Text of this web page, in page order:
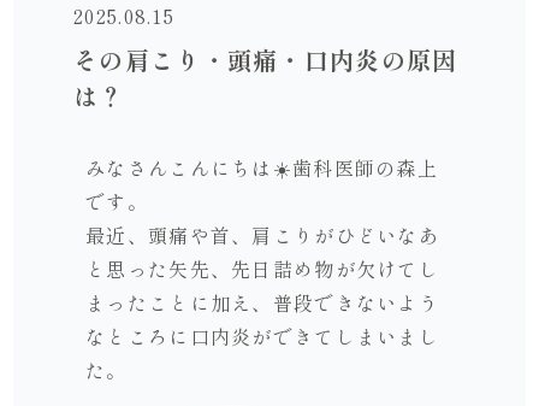
2025.08.15
その肩こり・頭痛・口内炎の原因
は？
みなさんこんにちは☀️歯科医師の森上
です。
最近、頭痛や首、肩こりがひどいなあ
と思った矢先、先日詰め物が欠けてし
まったことに加え、普段できないよう
なところに口内炎ができてしまいまし
た。